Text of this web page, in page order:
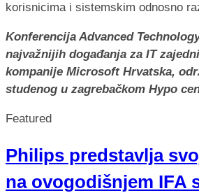
Konferencija Advanced
najvažnijih događanja za IT
kompanije Microsoft Hrvatska,
studenog u zagrebačkom Hypo
Featured
Philips predstavlja
na ovogodišnjem IFA